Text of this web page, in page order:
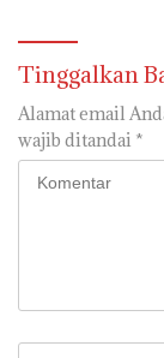
Tinggalkan
Alamat email
wajib ditandai *